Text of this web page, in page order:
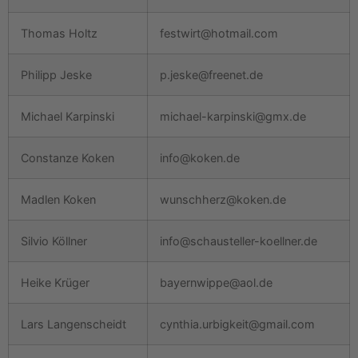
Thomas Holtz festwirt@hotmail.com
Philipp Jeske p.jeske@freenet.de
Michael Karpinski michael-karpinski@gmx.de
Constanze Koken info@koken.de
Madlen Koken wunschherz@koken.de
Silvio Köllner info@schausteller-koellner.de
Heike Krüger bayernwippe@aol.de
Lars Langenscheidt cynthia.urbigkeit@gmail.com